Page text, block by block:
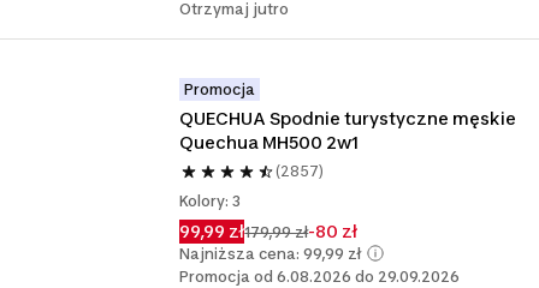
Otrzymaj jutro
Promocja
QUECHUA Spodnie turystyczne męskie
(2857)
Kolory: 3
99,99 zł179,99 zł-80 zł
Najniższa cena: 99,99 zł
Promocja od 6.08.2026 do 29.09.2026